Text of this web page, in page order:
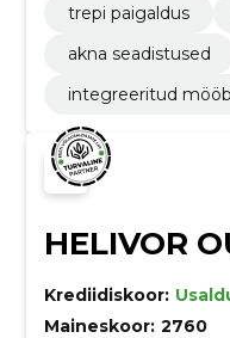
trepi paigaldus
akna seadistused
integreeritud
HELIVOR
Krediidiskoor:
Maineskoor: 2760